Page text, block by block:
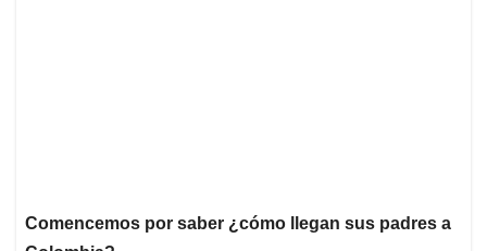
Comencemos por saber ¿cómo llegan sus padres a